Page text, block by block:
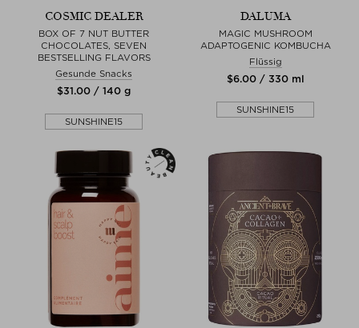
COSMIC DEALER
BOX OF 7 NUT BUTTER
CHOCOLATES, SEVEN
BESTSELLING FLAVORS
Gesunde Snacks
$‌31.00 / 140 g
SUNSHINE15
DALUMA
MAGIC MUSHROOM
ADAPTOGENIC KOMBUCHA
Flüssig
$‌6.00 / 330 ml
SUNSHINE15